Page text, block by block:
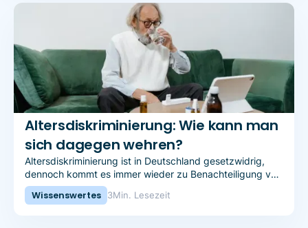
Altersdiskriminierung: Wie kann man
sich dagegen wehren?
Altersdiskriminierung ist in Deutschland gesetzwidrig,
dennoch kommt es immer wieder zu Benachteiligung von
Menschen aufgrund ihres Alters.
Wissenswertes 3Min. Lesezeit